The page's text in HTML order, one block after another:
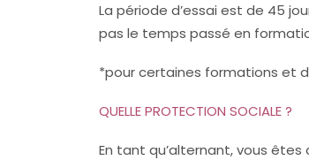
La période d’essai est de 45
pas le temps passé en
*pour certaines formations et
QUELLE PROTECTION SOCIALE ?
En tant qu’alternant, vous